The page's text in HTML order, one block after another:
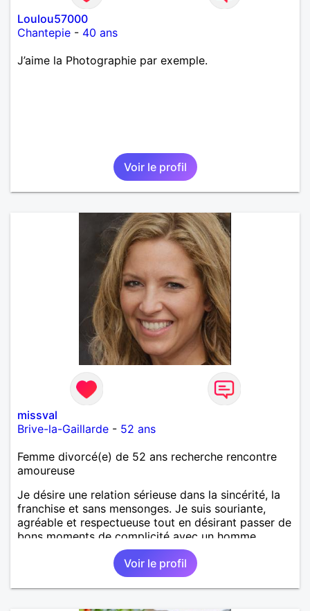
Loulou57000
Chantepie - 40 ans
J’aime la Photographie par exemple.
Voir le profil
missval
Brive-la-Gaillarde - 52 ans
Femme divorcé(e) de 52 ans recherche rencontre
amoureuse
Je désire une relation sérieuse dans la sincérité, la
franchise et sans mensonges. Je suis souriante,
agréable et respectueuse tout en désirant passer de
bons moments de complicité avec un homme
voulant aller dans la même direction que moi.
Voir le profil